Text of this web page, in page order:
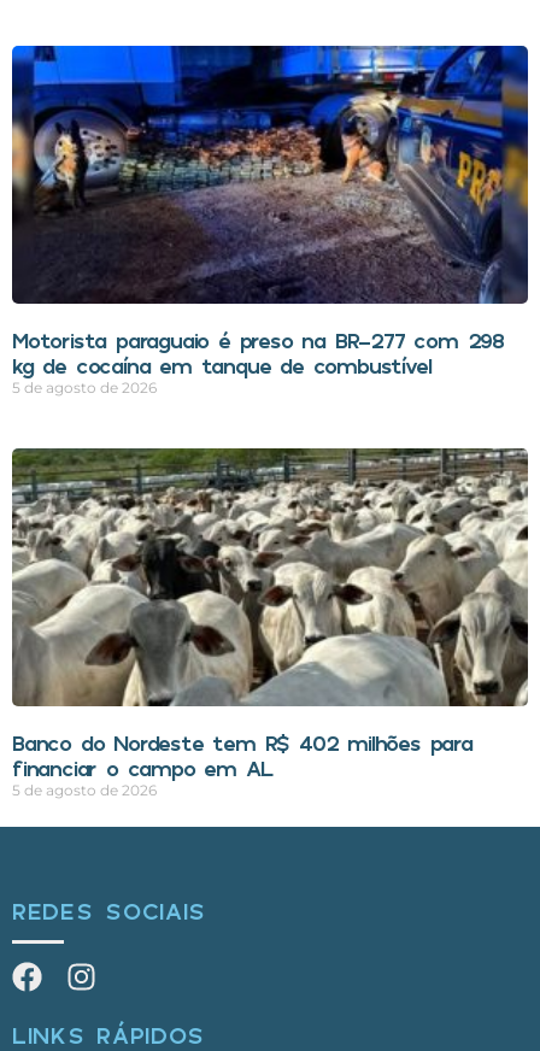
Motorista paraguaio é preso na BR-277 com 298
kg de cocaína em tanque de combustível
5 de agosto de 2026
Banco do Nordeste tem R$ 402 milhões para
financiar o campo em AL
5 de agosto de 2026
REDES SOCIAIS
LINKS RÁPIDOS